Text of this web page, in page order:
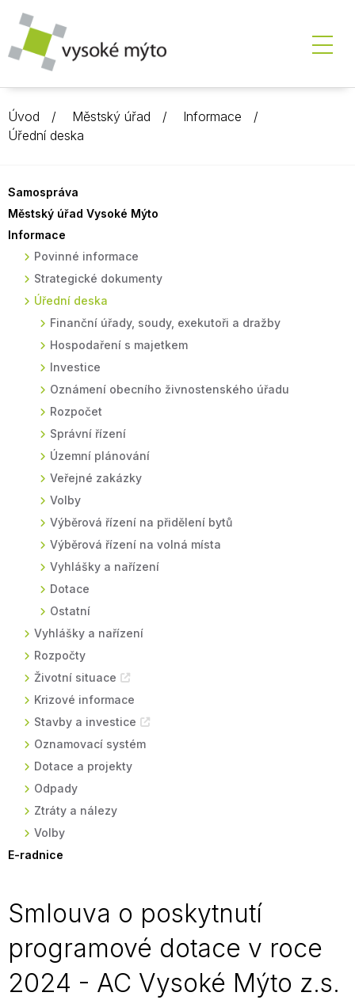
Úvod Městský úřad
Informace
Úřední deska
Samospráva
Městský úřad Vysoké Mýto
Informace
Povinné informace
Strategické dokumenty
Úřední deska
Finanční úřady, soudy, exekutoři a dražby
Hospodaření s majetkem
Investice
Oznámení obecního živnostenského úřadu
Rozpočet
Správní řízení
Územní plánování
Veřejné zakázky
Volby
Výběrová řízení na přidělení bytů
Výběrová řízení na volná místa
Vyhlášky a nařízení
Dotace
Ostatní
Vyhlášky a nařízení
Rozpočty
Životní situace
Krizové informace
Stavby a investice
Oznamovací systém
Dotace a projekty
Odpady
Ztráty a nálezy
Volby
E-radnice
Smlouva o poskytnutí
programové dotace v roce
2024 - AC Vysoké Mýto z.s.